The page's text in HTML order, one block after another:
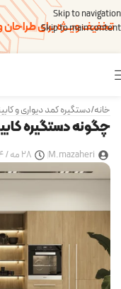
Skip to navigation
Skip to main content
تخفیف ویــژه برای
چگونه دستگیره
M.mazaheri 28 مه / 2024
خانه/دستگیره کمد دیواری و